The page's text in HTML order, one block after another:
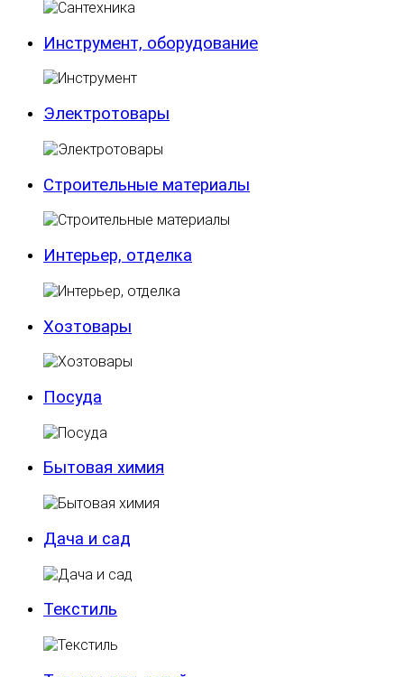
Инструмент, оборудование
Электротовары
Строительные материалы
Интерьер, отделка
Хозтовары
Посуда
Бытовая химия
Дача и сад
Текстиль